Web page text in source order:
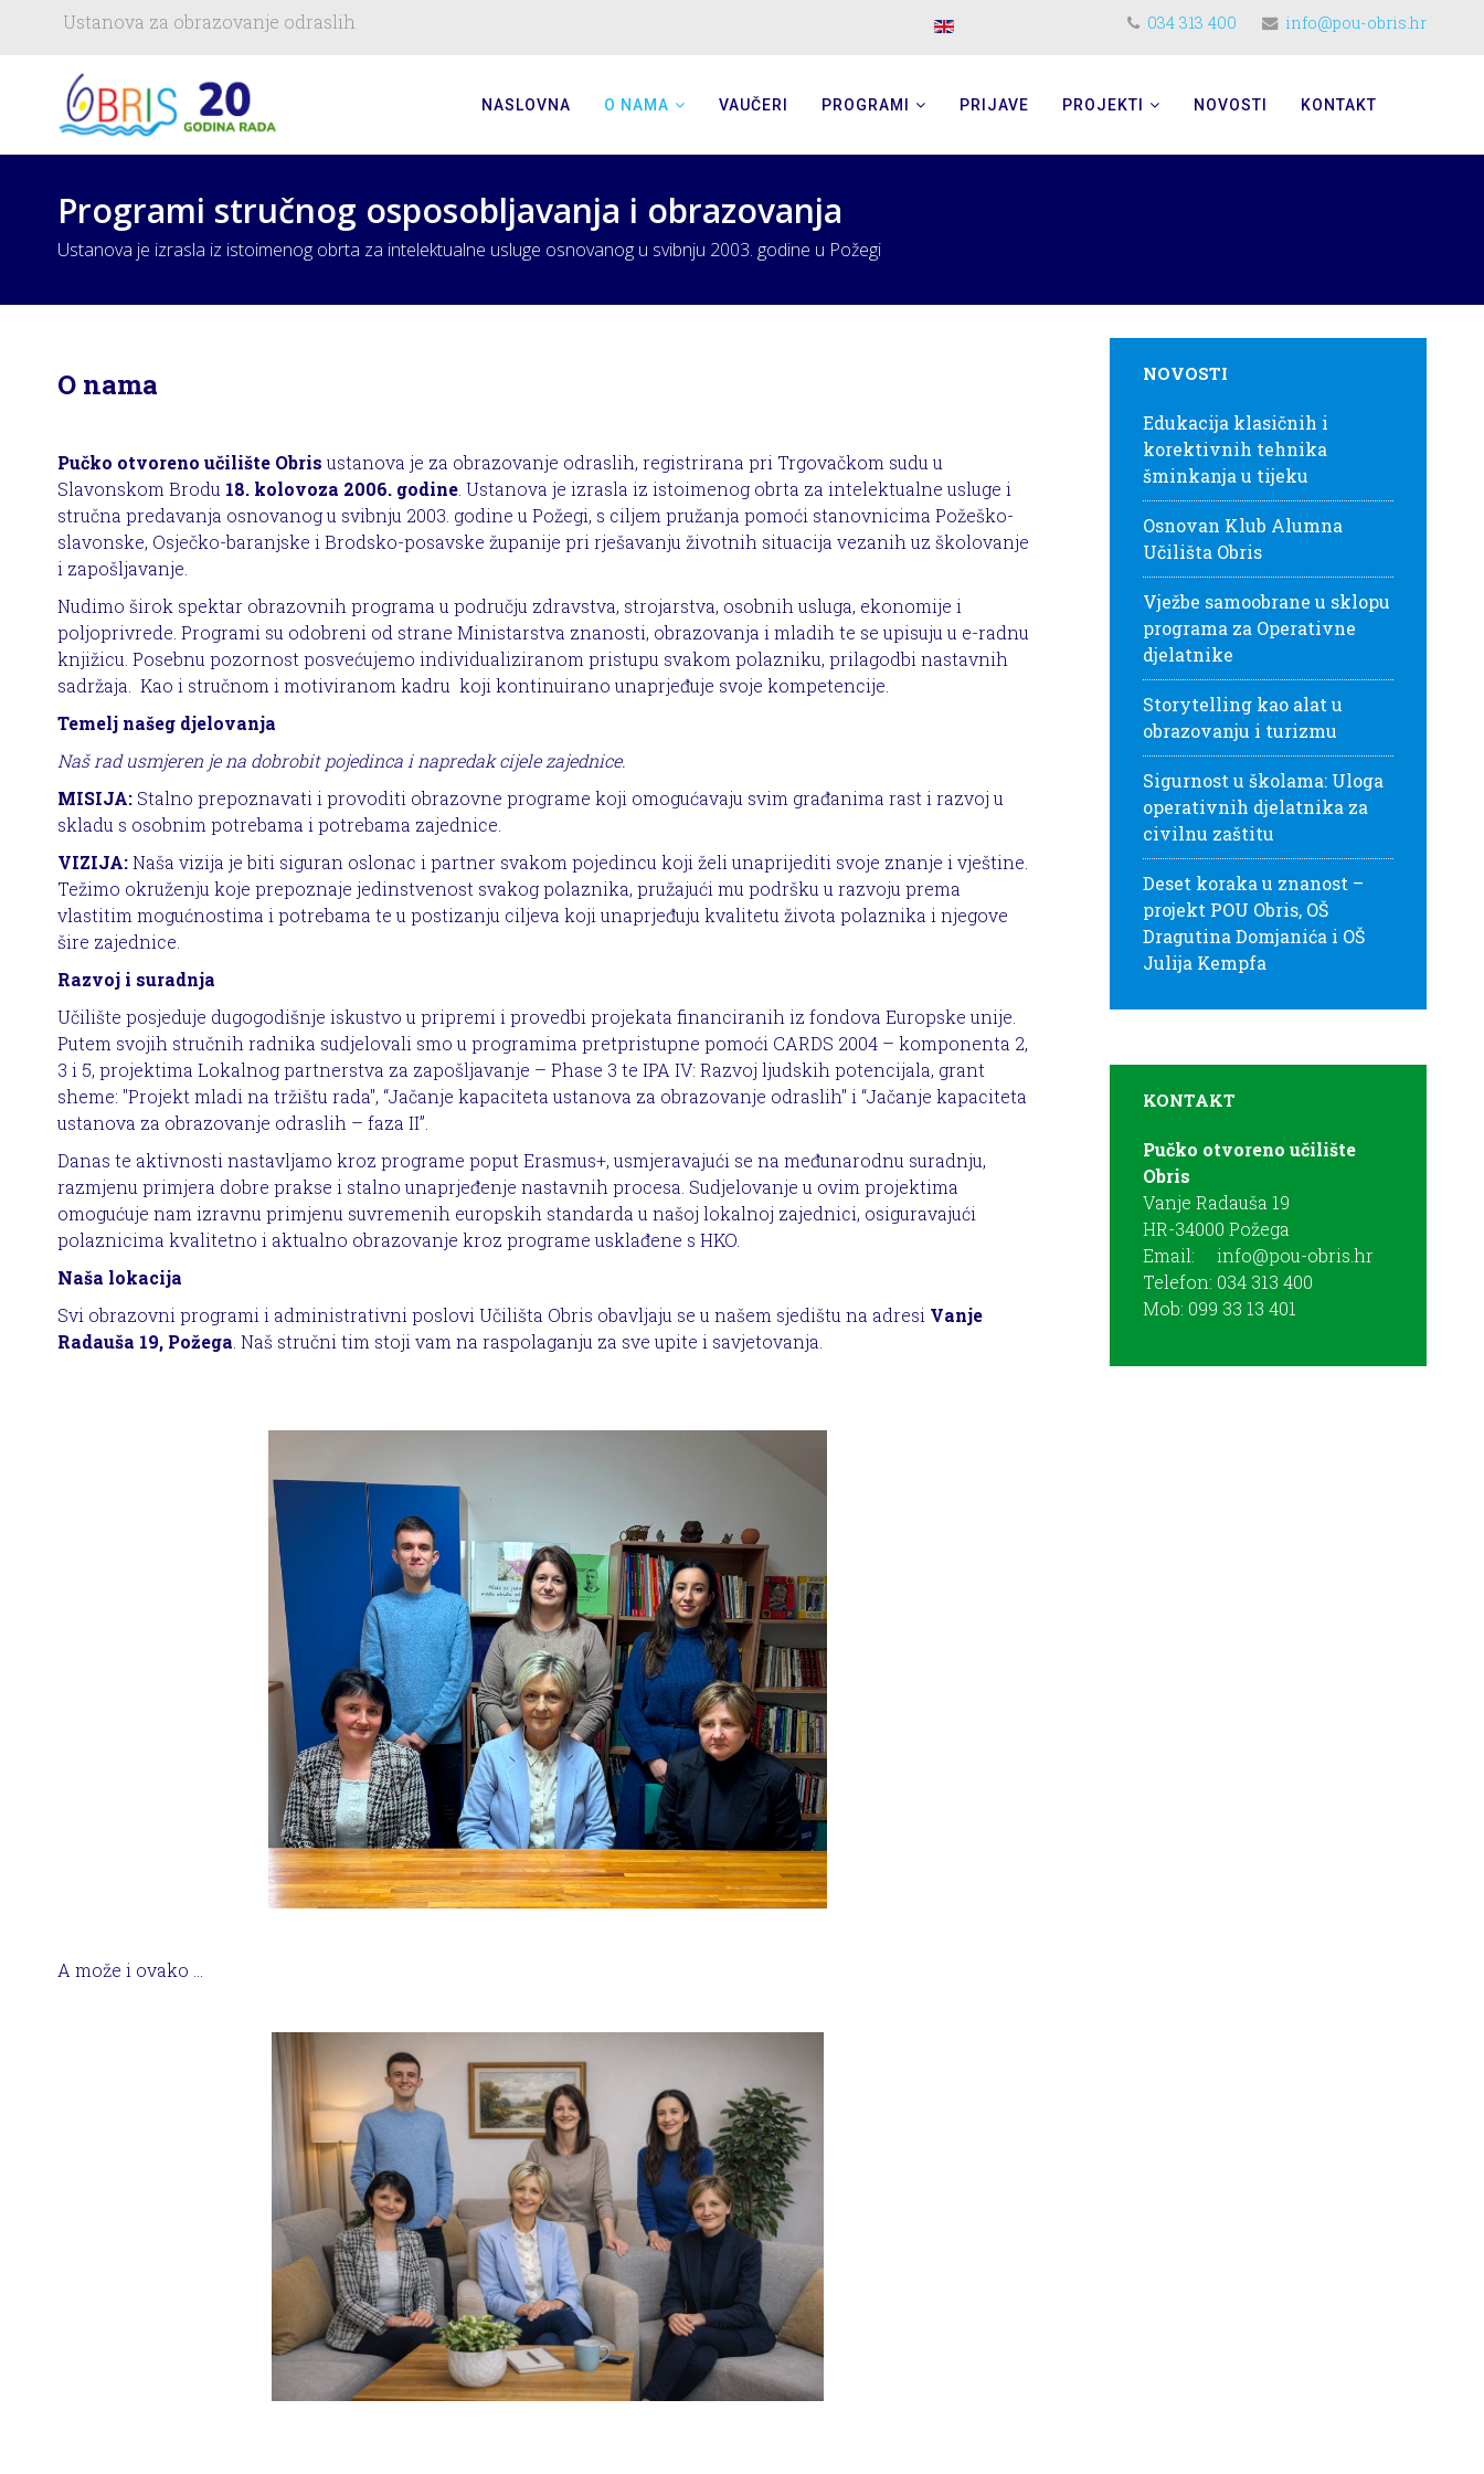
Ustanova za obrazovanje odraslih 034 313 400 info@pou-obris.hr
NASLOVNA O NAMA VAUČERI PROGRAMI PRIJAVE PROJEKTI NOVOSTI KONTAKT
Programi stručnog osposobljavanja i obrazovanja
Ustanova je izrasla iz istoimenog obrta za intelektualne usluge osnovanog u svibnju 2003. godine u Požegi
O nama
Pučko otvoreno učilište Obris ustanova je za obrazovanje odraslih, registrirana pri Trgovačkom sudu u
Slavonskom Brodu 18. kolovoza 2006. godine . Ustanova je izrasla iz istoimenog obrta za intelektualne usluge i
stručna predavanja osnovanog u svibnju 2003. godine u Požegi, s ciljem pružanja pomoći stanovnicima Požeško-
slavonske, Osječko-baranjske i Brodsko-posavske županije pri rješavanju životnih situacija vezanih uz školovanje
i zapošljavanje.
Nudimo širok spektar obrazovnih programa u području zdravstva, strojarstva, osobnih usluga, ekonomije i
poljoprivrede. Programi su odobreni od strane Ministarstva znanosti, obrazovanja i mladih te se upisuju u e-radnu
knjižicu. Posebnu pozornost posvećujemo individualiziranom pristupu svakom polazniku, prilagodbi nastavnih
sadržaja. Kao i stručnom i motiviranom kadru koji kontinuirano unaprjeđuje svoje kompetencije.
Temelj našeg djelovanja
Naš rad usmjeren je na dobrobit pojedinca i napredak cijele zajednice.
MISIJA: Stalno prepoznavati i provoditi obrazovne programe koji omogućavaju svim građanima rast i razvoj u
skladu s osobnim potrebama i potrebama zajednice.
VIZIJA:Naša vizija je biti siguran oslonac i partner svakom pojedincu koji želi unaprijediti svoje znanje i vještine.
Težimo okruženju koje prepoznaje jedinstvenost svakog polaznika, pružajući mu podršku u razvoju prema
vlastitim mogućnostima i potrebama te u postizanju ciljeva koji unaprjeđuju kvalitetu života polaznika i njegove
šire zajednice.
Razvoj i suradnja
Učilište posjeduje dugogodišnje iskustvo u pripremi i provedbi projekata financiranih iz fondova Europske unije.
Putem svojih stručnih radnika sudjelovali smo u programima pretpristupne pomoći CARDS 2004 – komponenta 2,
3 i 5, projektima Lokalnog partnerstva za zapošljavanje – Phase 3 te IPA IV: Razvoj ljudskih potencijala, grant
sheme: "Projekt mladi na tržištu rada", “Jačanje kapaciteta ustanova za obrazovanje odraslih" i “Jačanje kapaciteta
ustanova za obrazovanje odraslih – faza II”.
Danas te aktivnosti nastavljamo kroz programe poput Erasmus+, usmjeravajući se na međunarodnu suradnju,
razmjenu primjera dobre prakse i stalno unaprjeđenje nastavnih procesa. Sudjelovanje u ovim projektima
omogućuje nam izravnu primjenu suvremenih europskih standarda u našoj lokalnoj zajednici, osiguravajući
polaznicima kvalitetno i aktualno obrazovanje kroz programe usklađene s HKO.
Naša lokacija
Svi obrazovni programi i administrativni poslovi Učilišta Obris obavljaju se u našem sjedištu na adresi Vanje
Radauša 19, Požega . Naš stručni tim stoji vam na raspolaganju za sve upite i savjetovanja.
A može i ovako ...
NOVOSTI
Edukacija klasičnih i
korektivnih tehnika
šminkanja u tijeku
Osnovan Klub Alumna
Učilišta Obris
Vježbe samoobrane u sklopu
programa za Operativne
djelatnike
Storytelling kao alat u
obrazovanju i turizmu
Sigurnost u školama: Uloga
operativnih djelatnika za
civilnu zaštitu
Deset koraka u znanost –
projekt POU Obris, OŠ
Dragutina Domjanića i OŠ
Julija Kempfa
KONTAKT
Pučko otvoreno učilište
Obris
Vanje Radauša 19
HR-34000 Požega
Email: info@pou-obris.hr
Telefon: 034 313 400
Mob: 099 33 13 401